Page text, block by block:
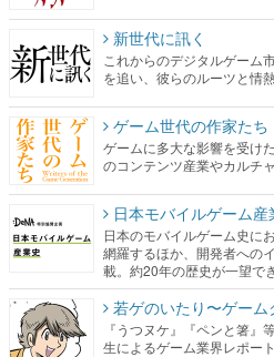
新世代に訊く
これからのデジタルゲーム
を追い、彼らのルーツと情
ゲーム世代の作家たち
ゲームに多大な影響を受け
のコンテンツ産業やカルチ
日本モバイルゲーム産
日本のモバイルゲーム史に
網羅するほか、開発者への
載。約20年の歴史が一望で
若ゲのいたり〜ゲー
『うつヌケ』『ペンと箸』
生によるゲーム業界レポー